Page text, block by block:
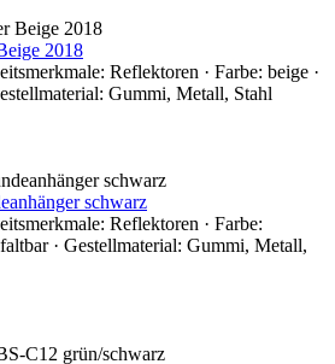
2018
Reflektoren · Farbe: beige ·
Gummi, Metall, Stahl
schwarz
Reflektoren · Farbe:
· Gestellmaterial: Gummi, Metall,